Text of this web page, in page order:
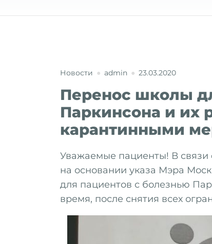
Новости admin 23.03.2020
Перенос школы
Паркинсона и их
карантинными
Уважаемые пациенты! В связи
на основании указа Мэра
для пациентов с болезнью
время, после снятия всех